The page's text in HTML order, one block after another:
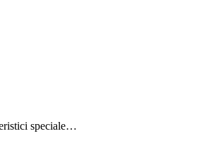
speciale…